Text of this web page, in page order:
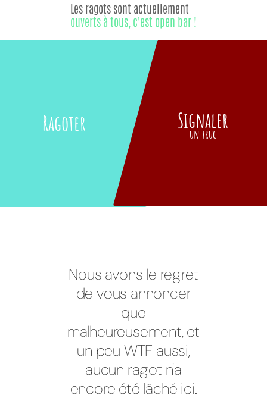
Ragoter
Les ragots sont actuellement
ouverts à tous, c'est open bar !
Signaler
un truc
Nous avons le regret
de vous annoncer
que
malheureusement, et
un peu WTF aussi,
aucun ragot n'a
encore été lâché ici.